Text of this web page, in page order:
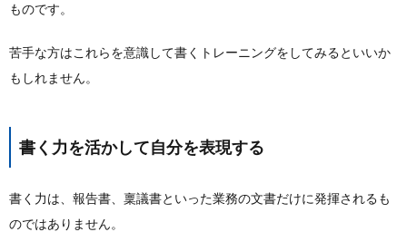
ものです。
苦手な方はこれらを意識して書くトレーニングをしてみるといいか
もしれません。
書く力を活かして自分を表現する
書く力は、報告書、稟議書といった業務の文書だけに発揮されるも
のではありません。